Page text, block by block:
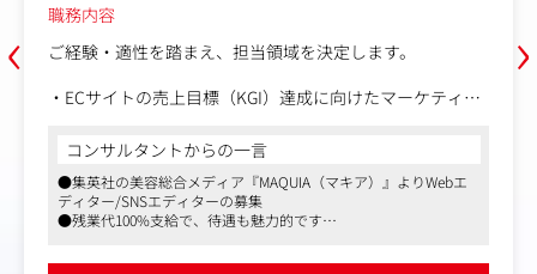
‹
職務内容
ご経験・適性を踏まえ、担当領域を決定します。
・ECサイトの売上目標（KGI）達成に向けたマーケティン
・集客・購入促進・CRM施策の企画立案（キャンペーン、
メルマガ、SNS、アプリなど）
・ファッションコンテンツの企画・拡散施策の立案・実行
・MD・CRM・編集部など関係部署と連携したプロジェク
トマネジメント
コンサルタントからの一言
●集英社の美容総合メディア『MAQUIA（マキア）』よりWebエ
ディター/SNSエディターの募集
●残業代100%支給で、待遇も魅力的です
›